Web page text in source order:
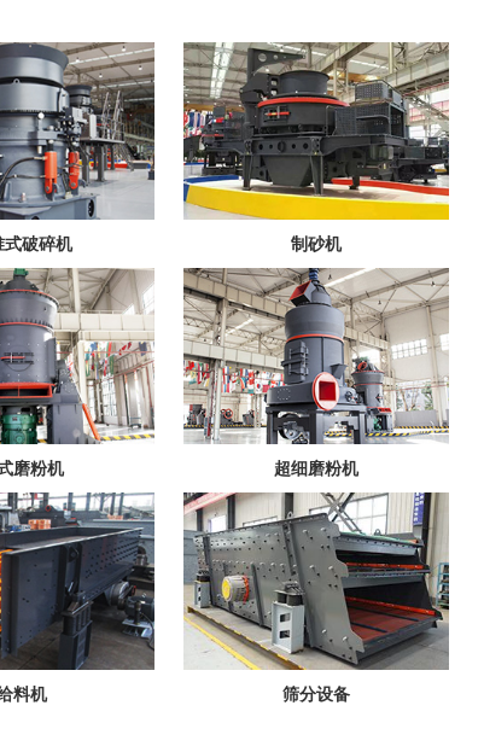
式破碎机 制砂机
磨粉机 超细磨粉机
料机 筛分设备